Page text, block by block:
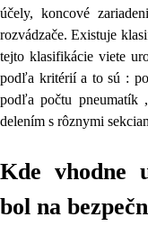
účely, koncové
rozvádzače. Existuje
tejto klasifikácie viete
podľa kritérií a to sú :
podľa počtu pneumatík
delením s rôznymi
Kde vhodne
bol na